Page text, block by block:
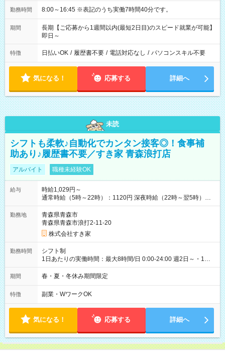
勤務時間 8:00～16:45 ※表記のうち実働7時間40分です。
期間
長期【ご応募から1週間以内(最短2日目)のスピード就業が可能】
即日～
特徴 日払いOK / 履歴書不要 / 電話対応なし / パソコンスキル不要
気になる！ 応募する 詳細へ
未読
シフトも柔軟♪自動化でカンタン接客◎！食事補
助あり♪履歴書不要／すき家 青森浪打店
アルバイト 職種未経験OK
給与
時給1,029円～
通常時給（5時～22時）：1120円 深夜時給（22時～翌5時）：
1400円 高校生時給：1029円 【特別手当】早朝手当（5：00-9：
00）時給+150円 【試用期間】試用期間あり 試用期間の長さ：1
ヶ月 雇用形態、給与は本採用時と同じです。 試用期間の実態は
30日（※条件変更なし）ですが、切り上げで一ヶ月とさせてい
ただきます。 研修制度あり：15時間(研修中も同時給）
勤務地
青森県青森市
青森県青森市浪打2-11-20
株式会社すき家
勤務時間
シフト制
1日あたりの実働時間：最大8時間/日 0:00-24:00 週2日～・1日
2h～OK ＜シフト例＞ 〇朝帯 5:00-9:00 〇昼帯 9:00-14:00 〇午
後帯 14:00-18:00 〇夜帯 18:00-22:00 〇深夜帯 22:00-翌5:00 基
ます♪
期間 春・夏・冬休み期間限定
特徴 副業・WワークOK
気になる！ 応募する 詳細へ